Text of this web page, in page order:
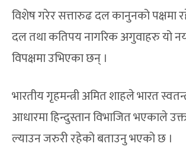
विशेष गरेर सत्तारुढ दल कानुनको पक्षमा
दल तथा कतिपय नागरिक अगुवाहरु यो
विपक्षमा उभिएका छन् ।
भारतीय गृहमन्त्री अमित शाहले भारत
आधारमा हिन्दुस्तान विभाजित भएकाले
ल्याउन जरुरी रहेको बताउनु भएको छ ।